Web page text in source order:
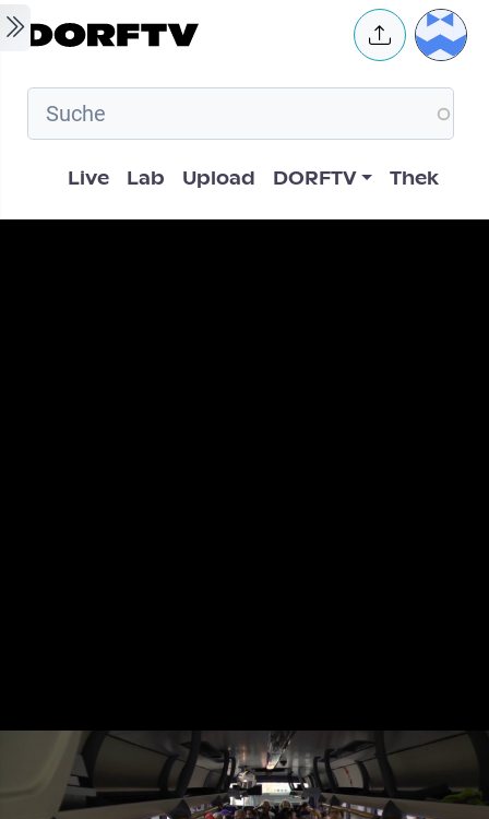
Skip to main content User
Hauptnavigation
Live Lab Upload DORFTV Thek